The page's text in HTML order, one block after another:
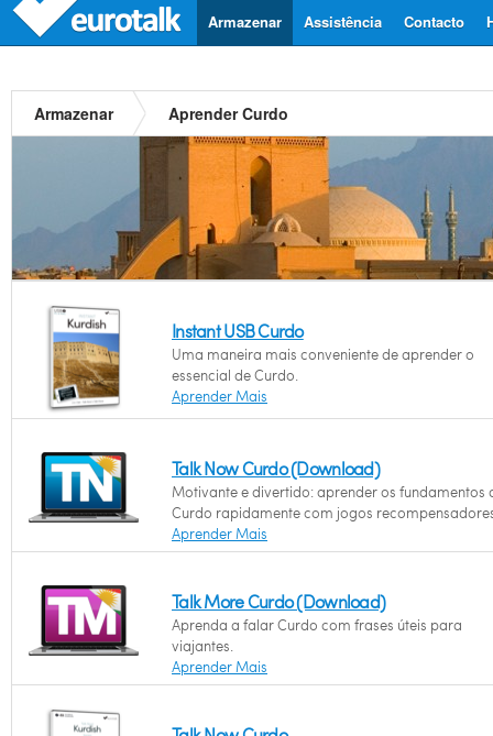
Contacto
Assistência
Armazenar
Armazenar Aprender Curdo
Instant USB Curdo
Uma maneira mais conveniente de aprender o
essencial de Curdo.
Aprender Mais
Talk Now Curdo (Download)
Motivante e divertido: aprender os fundamentos
Curdo rapidamente com jogos
Aprender Mais
Talk More Curdo (Download)
Aprenda a falar Curdo com frases úteis para
viajantes.
Aprender Mais